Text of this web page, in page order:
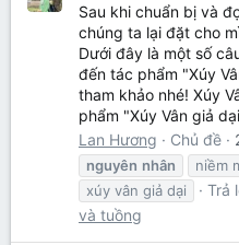
Sau khi chuẩn bị và
chúng ta lại đặt cho
Dưới đây là một số
đến tác phẩm "Xúy
tham khảo nhé! Xúy
phẩm "Xúy Vân giả
Lan Hương
Chủ đề
nguyên nhân niềm
xúy vân giả dại
Trả
và tuồng